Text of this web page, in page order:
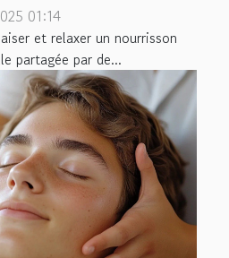
01:14
et relaxer un nourrisson
partagée par de...